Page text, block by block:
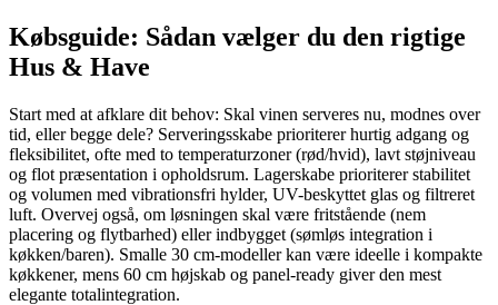
Købsguide: Sådan vælger du den rigtige
Hus & Have
Start med at afklare dit behov: Skal vinen serveres nu, modnes over
tid, eller begge dele? Serveringsskabe prioriterer hurtig adgang og
fleksibilitet, ofte med to temperaturzoner (rød/hvid), lavt støjniveau
og flot præsentation i opholdsrum. Lagerskabe prioriterer stabilitet
og volumen med vibrationsfri hylder, UV-beskyttet glas og filtreret
luft. Overvej også, om løsningen skal være fritstående (nem
placering og flytbarhed) eller indbygget (sømløs integration i
køkken/baren). Smalle 30 cm-modeller kan være ideelle i kompakte
køkkener, mens 60 cm højskab og panel-ready giver den mest
elegante totalintegration.